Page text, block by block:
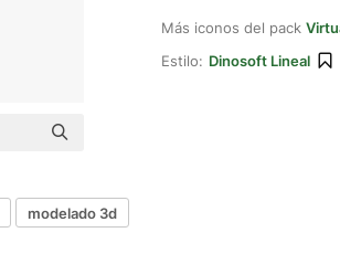
Más iconos del pack
Estilo: Dinosoft Lineal
modelado 3d